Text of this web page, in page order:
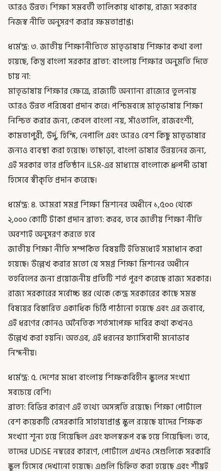
আরও উন্নত। শিক্ষা সমবর্তী তালিকায় থাকায়, রাজ্য সরকার
নিজস্ব নীতি অনুসরণ করার ক্ষমতাপ্রাপ্ত।
ধর্মেন্দ্র: ৩. জাতীয় শিক্ষানীতিতে মাতৃভাষায় শিক্ষার কথা বলা
হয়েছে, কিন্তু বাংলা সরকার ব্রাত্য: বাংলায় শিক্ষার অনুমতি দিতে
চায় না:
মাতৃভাষায় শিক্ষার ক্ষেত্রে, রাজ্যটি অন্যান্য রাজ্যের তুলনায়
আরও উন্নত পরিষেবা প্রদান করে। পশ্চিমবঙ্গে মাতৃভাষায় শিক্ষা
নিশ্চিত করার জন্য, কেবল বাংলা নয়, সাঁওতালি, রাজবংশী,
কামতাপুরী, উর্দু, হিন্দি, নেপালি এবং আরও বেশ কিছু মাতৃভাষার
জন্যও ব্যবস্থা করা হয়েছে। তাছাড়া, বাংলা ভাষার উন্নয়নের জন্য,
এই সরকার তার প্রতিষ্ঠান ILSR-এর মাধ্যমে বাংলাকে ধ্রুপদী ভাষা
হিসেবে স্বীকৃতি প্রদান করেছে।
ধর্মেন্দ্র: ৪. আমরা সমগ্র শিক্ষা মিশনের অধীনে ১,৫০০ থেকে
২,০০০ কোটি টাকা প্রদান ব্রাত্য: করব, তবে জাতীয় শিক্ষা নীতি
অবশ্যই অনুসরণ করতে হবে
জাতীয় শিক্ষা নীতি সম্পর্কিত বিষয়টি ইতিমধ্যেই সমাধান করা
হয়েছে। উল্লেখ করার মতো যে সমগ্র শিক্ষা মিশনের অধীনে
তহবিলের জন্য প্রয়োজনীয় প্রতিটি শর্ত পূরণ করেছে রাজ্য সরকার।
রাজ্য সরকারের সর্বোচ্চ স্তর থেকে কেন্দ্র সরকারের কাছে সমস্ত
বিষয়ের বিস্তারিত একাধিক চিঠি পাঠানো হয়েছে এবং এর জবাবে,
এই ধরণের কোনও অনৈতিক শর্তসাপেক্ষ দাবির কথা কখনও
উল্লেখ করা হয়নি। অতএব, এই ধরনের ফ্যাসিবাদী মনোভাব
নিন্দনীয়।
ধর্মেন্দ্র: ৫. দেশের মধ্যে বাংলায় শিক্ষকবিহীন স্কুলের সংখ্যা
সবচেয়ে বেশি।
ব্রাত্য: বিভিন্ন কারণে এই তথ্যে অসঙ্গতি রয়েছে। শিক্ষা পোর্টালে
বেশ কয়েকটি বেসরকারি সাহায্যপ্রাপ্ত স্কুল রয়েছে যাদের শিক্ষক
সংখ্যা শূন্য হয়ে গিয়েছিল এবং ফলস্বরূপ বন্ধ হয়ে গিয়েছিল। তবে,
তাদের UDISE নম্বরের কারণে, পোর্টালে এখনও সেগুলিকে সরকারি
স্কুল হিসেবে দেখানো হয়েছে। এগুলি চিহ্নিত করা হয়েছে এবং শীঘ্রই